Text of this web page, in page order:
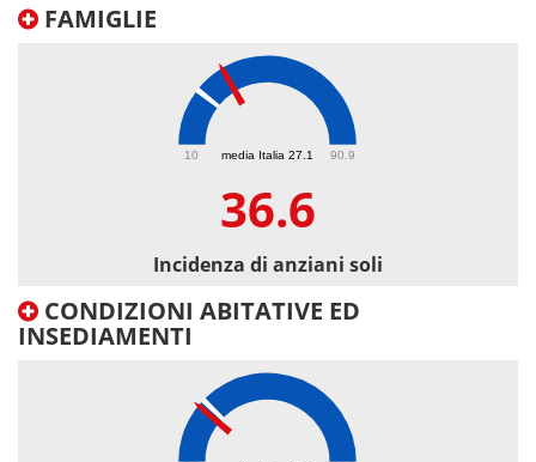
FAMIGLIE
media Italia 27.1
10 90.9
36.6
Incidenza di anziani soli
CONDIZIONI ABITATIVE ED
INSEDIAMENTI